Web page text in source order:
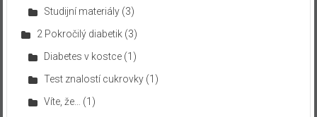
Studijní materiály(3)
2 Pokročilý diabetik(3)
Diabetes v kostce(1)
Test znalostí cukrovky(1)
Víte, že…
(1)